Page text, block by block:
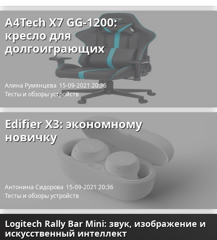
A4Tech X7 GG-1200:
кресло для
долгоиграющих
Алина Румянцева 15-09-2021 20:36
Тесты и обзоры устройств
Edifier X3: экономному
новичку
Антонина Сидорова 15-09-2021 20:36
Тесты и обзоры устройств
Logitech Rally Bar Mini: звук, изображение и
искусственный интеллект